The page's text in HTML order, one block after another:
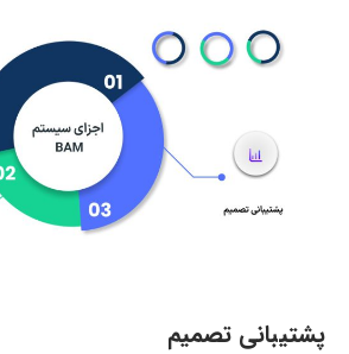
پشتیبانی تصمیم